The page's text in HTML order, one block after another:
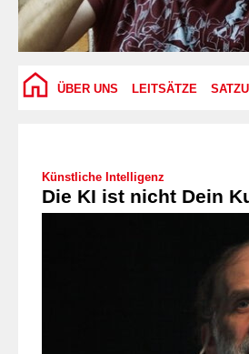
ÜBER UNS LEITSÄTZE
Künstliche Intelligenz
Die KI ist nicht Dein